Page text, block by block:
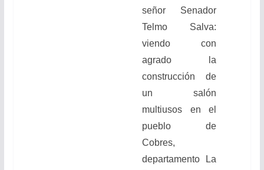
señor Senador
Telmo Salva:
viendo con
agrado la
construcción de
un salón
multiusos en el
pueblo de
Cobres,
departamento La